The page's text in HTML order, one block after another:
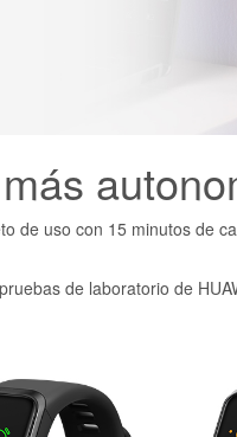
de uso con 15 minutos de
de laboratorio de